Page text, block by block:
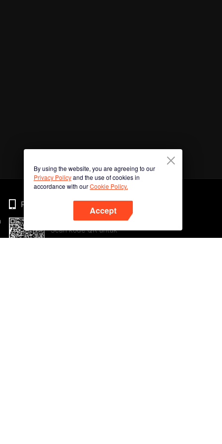
By using the website, you are agreeing to our
Privacy Policyand the use of cookies in
accordance with ourCookie Policy.
Accept
Phone
Scan kode QR untuk
mengunduh sekarang!